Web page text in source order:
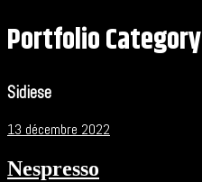
Portfolio Category
Sidiese
13 décembre 2022
Nespresso